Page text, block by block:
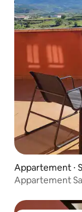
Appartement ⋅
Appartement